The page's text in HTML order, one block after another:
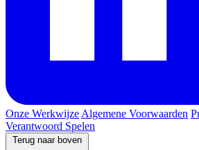
Onze Werkwijze Algemene Voorwaarden
Verantwoord Spelen
Terug naar boven